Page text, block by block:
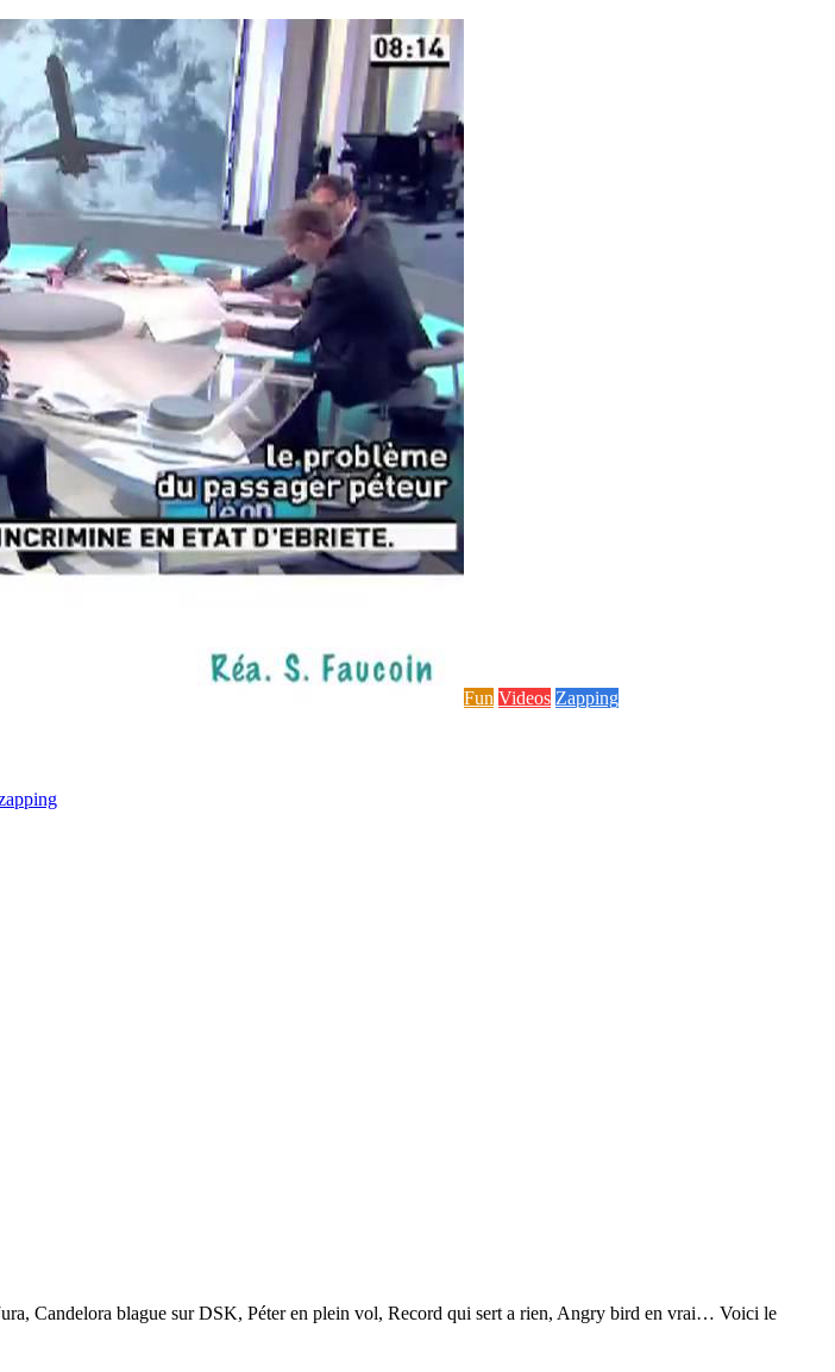
Fun Videos Zapping
Candelora blague sur DSK, Péter en plein vol, Record qui sert a rien, Angry bird en vrai… Voici le